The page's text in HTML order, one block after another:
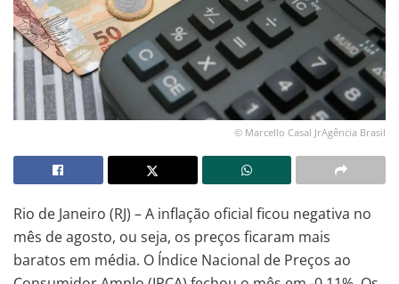
© Marcello Casal JrAgência Brasil
Rio de Janeiro (RJ) – A inflação oficial ficou negativa no
mês de agosto, ou seja, os preços ficaram mais
baratos em média. O Índice Nacional de Preços ao